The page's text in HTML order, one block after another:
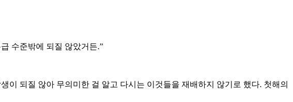
수준밖에 되질 않았거든.”
이 되질 않아 무의미한 걸 알고 다시는 이것들을 재배하지 않기로 했다. 첫해의